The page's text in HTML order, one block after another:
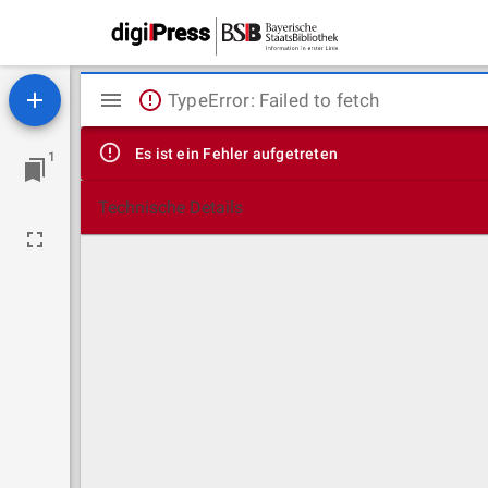
1
Mirador
Viewer
TypeError: Failed to fetch
Es ist ein Fehler aufgetreten
Technische Details